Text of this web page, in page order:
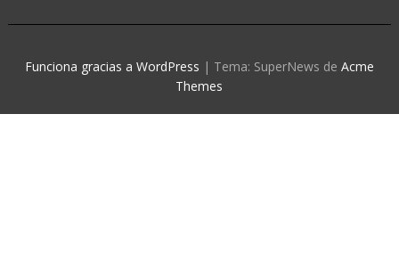
Funciona gracias a WordPress | Tema: SuperNews de Acme
Themes